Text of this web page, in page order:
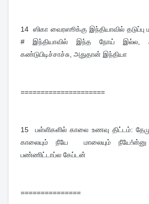
14ஸிகா வைரஸூக்கு இந்தியாவில் தடுப்பு
# இந்தியாவில் இந்த நோய் இல்ல,
கண்டுபிடிச்சாச்சு, அதுதான் இந்தியா
=====================
15 பள்ளிகளில் காலை உணவு திட்டம்:
காலையும் நீயே மாலையும்
பண்ணிட்டாப்ல கேப்டன்
===============